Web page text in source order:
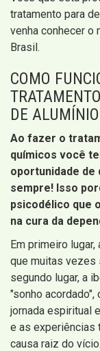
tratamento para
venha conhecer o
Brasil.
COMO
DE
Ao fazer o
químicos você
oportunidade
sempre! Isso
psicodélico que
na cura da
Em primeiro
que muitas vezes
segundo lugar, a
"sonho
jornada espiritual
e as experiências
causa raiz do vício.